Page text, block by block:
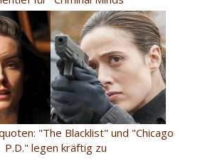
"The Blacklist" und "Chicago
P.D." legen kräftig zu